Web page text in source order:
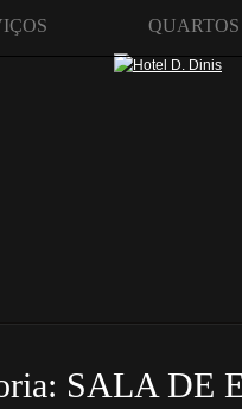
QUARTOS
SALA DE